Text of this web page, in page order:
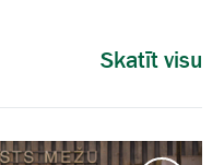
Skatīt visu